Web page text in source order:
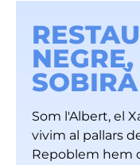
SOBIRÀ
Som l'Albert, el
vivim al pallars
Repoblem hem